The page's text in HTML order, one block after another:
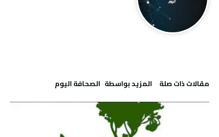
‫مقالات ذات صلة‬ ‫‫المزيد بواسطة‬ ‬ ‭ ‬الصحافة‭ ‬اليوم